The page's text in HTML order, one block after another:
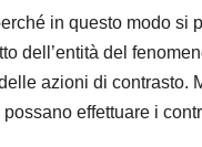
in questo modo si
dell’entità del
azioni di contrasto.
effettuare i